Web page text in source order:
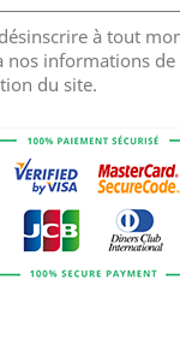
à tout
nos informations de
du site.